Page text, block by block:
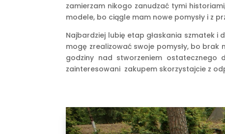
zamierzam nikogo zanudzać tymi
modele, bo ciągle mam nowe pomysły i z
Najbardziej lubię etap głaskania szmatek
mogę zrealizować swoje pomysły, bo brak
godziny nad stworzeniem ostatecznego
zainteresowani zakupem skorzystajcie z